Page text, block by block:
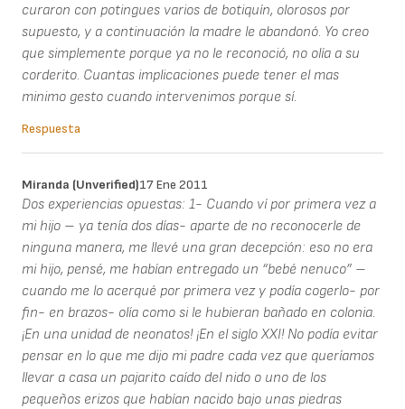
curaron con potingues varios de botiquín, olorosos por
supuesto, y a continuación la madre le abandonó. Yo creo
que simplemente porque ya no le reconoció, no olía a su
corderito. Cuantas implicaciones puede tener el mas
minimo gesto cuando intervenimos porque sí.
Respuesta
Miranda (unverified)17 Ene 2011
Dos experiencias opuestas: 1- Cuando ví por primera vez a
mi hijo – ya tenía dos días- aparte de no reconocerle de
ninguna manera, me llevé una gran decepción: eso no era
mi hijo, pensé, me habían entregado un “bebé nenuco” –
cuando me lo acerqué por primera vez y podía cogerlo- por
fin- en brazos- olía como si le hubieran bañado en colonia.
¡En una unidad de neonatos! ¡En el siglo XXI! No podía evitar
pensar en lo que me dijo mi padre cada vez que queríamos
llevar a casa un pajarito caído del nido o uno de los
pequeños erizos que habían nacido bajo unas piedras